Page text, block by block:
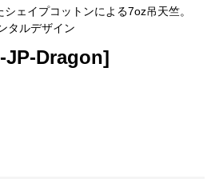
ェイプコットンによる7oz吊天竺。
タルデザイン
JP-Dragon]